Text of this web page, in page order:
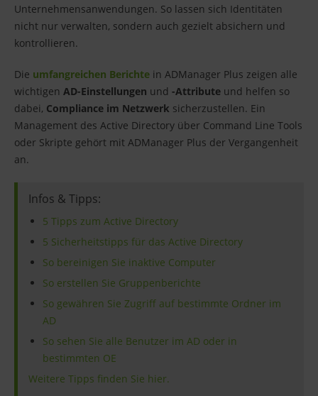
Unternehmensanwendungen. So lassen sich Identitäten
nicht nur verwalten, sondern auch gezielt absichern und
kontrollieren.
Die umfangreichen Berichte in ADManager Plus zeigen alle
wichtigen AD-Einstellungen und -Attribute und helfen so
dabei, Compliance im Netzwerk sicherzustellen. Ein
Management des Active Directory über Command Line Tools
oder Skripte gehört mit ADManager Plus der Vergangenheit
an.
Infos & Tipps:
5 Tipps zum Active Directory
5 Sicherheitstipps für das Active Directory
So bereinigen Sie inaktive Computer
So erstellen Sie Gruppenberichte
So gewähren Sie Zugriff auf bestimmte Ordner im
AD
So sehen Sie alle Benutzer im AD oder in
bestimmten OE
Weitere Tipps finden Sie hier.